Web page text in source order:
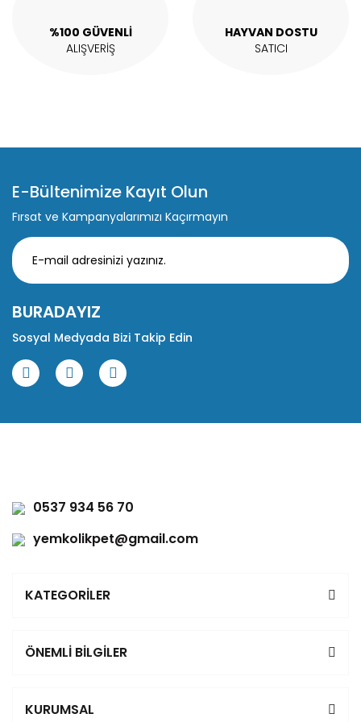
%100 GÜVENLİ
ALIŞVERİŞ
HAYVAN DOSTU
SATICI
E-Bültenimize Kayıt Olun
Fırsat ve Kampanyalarımızı Kaçırmayın
BURADAYIZ
Sosyal Medyada Bizi Takip Edin
0537 934 56 70
yemkolikpet@gmail.com
KATEGORİLER
ÖNEMLİ BİLGİLER
KURUMSAL